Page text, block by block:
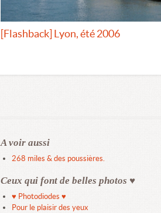
[Flashback] Lyon, été 2006
A voir aussi
268 miles & des poussières.
Ceux qui font de belles photos ♥
♥ Photodiodes ♥
Pour le plaisir des yeux